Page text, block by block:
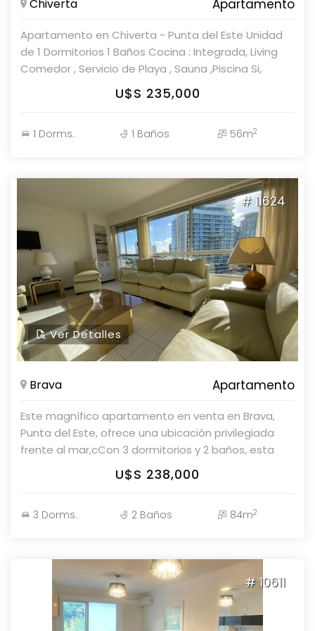
Chiverta Apartamento
Apartamento en Chiverta - Punta del Este Unidad
de 1 Dormitorios 1 Baños Cocina : Integrada, Living
Comedor , Servicio de Playa , Sauna ,Piscina Si,
Consulte con nuestros asesores.
U$S 235,000
1 Dorms. 1 Baños 56m2
# 11624
Ver Detalles
Brava Apartamento
Este magnífico apartamento en venta en Brava,
Punta del Este, ofrece una ubicación privilegiada
frente al mar,cCon 3 dormitorios y 2 baños, esta
unidad tiene capacidad para alojar cómodamente
hasta 6 personas en sus 4 camas. Cuenta con una
bastante acogedor e iluminado. Además de su
para el disfrute de sus residentes, incluyendo
servicio de mucamas para mantener el espacio
impecablemente limpio, servicio de playa para
mayor comodidad, sauna para relajación y una
U$S 238,000
3 Dorms. 2 Baños 84m2
# 10611